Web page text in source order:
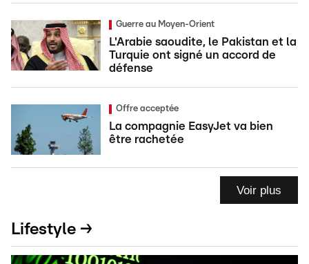
Guerre au Moyen-Orient
L'Arabie saoudite, le Pakistan et la
Turquie ont signé un accord de
défense
Offre acceptée
La compagnie EasyJet va bien
être rachetée
Voir plus
Lifestyle →